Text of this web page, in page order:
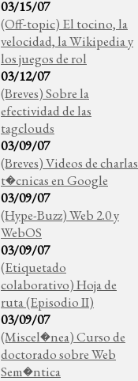
03/15/07
(Off-topic) El tocino, la
velocidad, la Wikipedia y
los juegos de rol
03/12/07
(Breves) Sobre la
efectividad de las
tagclouds
03/09/07
(Breves) Videos de charlas
t�cnicas en Google
03/09/07
(Hype-Buzz) Web 2.0 y
WebOS
03/09/07
(Etiquetado
colaborativo) Hoja de
ruta (Episodio II)
03/09/07
(Miscel�nea) Curso de
doctorado sobre Web
Sem�ntica